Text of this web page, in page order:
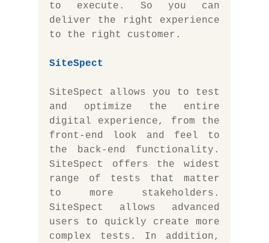
to execute. So you can
deliver the right experience
to the right customer.
SiteSpect
SiteSpect allows you to test
and optimize the entire
digital experience, from the
front-end look and feel to
the back-end functionality.
SiteSpect offers the widest
range of tests that matter
to more stakeholders.
SiteSpect allows advanced
users to quickly create more
complex tests. In addition,